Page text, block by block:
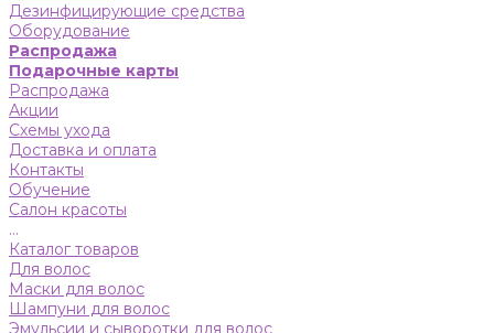
Дезинфицирующие средства
Оборудование
Распродажа
Подарочные карты
Распродажа
Акции
Схемы ухода
Доставка и оплата
Контакты
Обучение
Салон красоты
...
Каталог товаров
Для волос
Маски для волос
Шампуни для волос
Эмульсии и сыворотки для волос